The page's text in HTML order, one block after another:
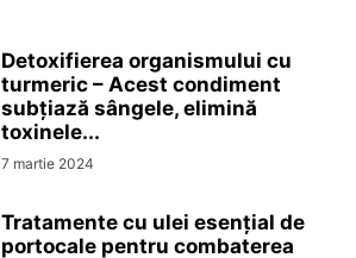
Detoxifierea organismului cu
turmeric – Acest condiment
subțiază sângele, elimină
toxinele...
7 martie 2024
Tratamente cu ulei esențial de
portocale pentru combaterea